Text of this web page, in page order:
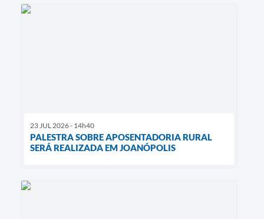
23 JUL 2026 - 14h40
PALESTRA SOBRE APOSENTADORIA RURAL
SERÁ REALIZADA EM JOANÓPOLIS